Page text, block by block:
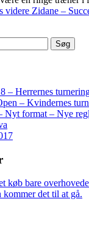
videre Zidane –
– Herrernes
– Kvindernes
Nyt format – Nye
køb bare
kommer det til at gå.